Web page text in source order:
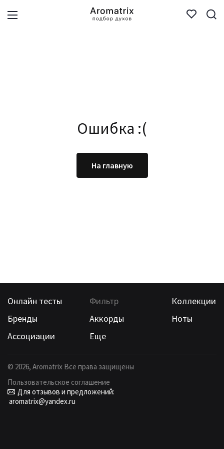
Ошибка :(
На главную
Онлайн тесты Фильтр
Коллекции
Бренды
Аккорды
Ноты
Ассоциации
Еще
© 2026, Aromatrix Все права защищены
Пользовательское соглашение
Для отзывов и предложений:
aromatrix@yandex.ru